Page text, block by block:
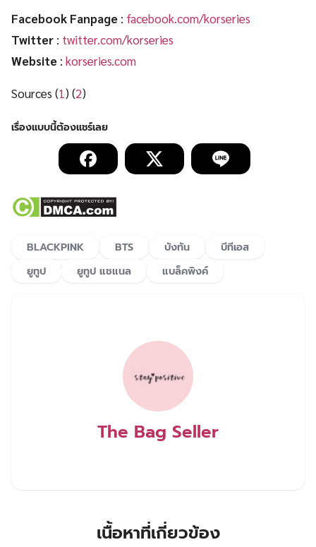
Facebook Fanpage : facebook.com/korseries
Twitter : twitter.com/korseries
Website : korseries.com
Sources (1) (2)
BLACKPINK BTS บังทัน
บีทีเอส
ยูทูป
ยูทูป แชแนล แบล็คพิงค์
The Bag Seller
เนื้อหาที่เกี่ยวข้อง